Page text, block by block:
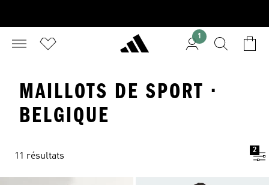
1
MAILLOTS DE SPORT ·
BELGIQUE
11 résultats
2